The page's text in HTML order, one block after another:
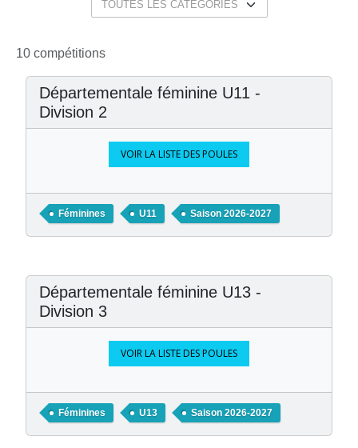
10 compétitions
Départementale féminine U11 -
Division 2
VOIR LA LISTE DES POULES
Féminines U11 Saison 2026-2027
Départementale féminine U13 -
Division 3
VOIR LA LISTE DES POULES
Féminines U13 Saison 2026-2027